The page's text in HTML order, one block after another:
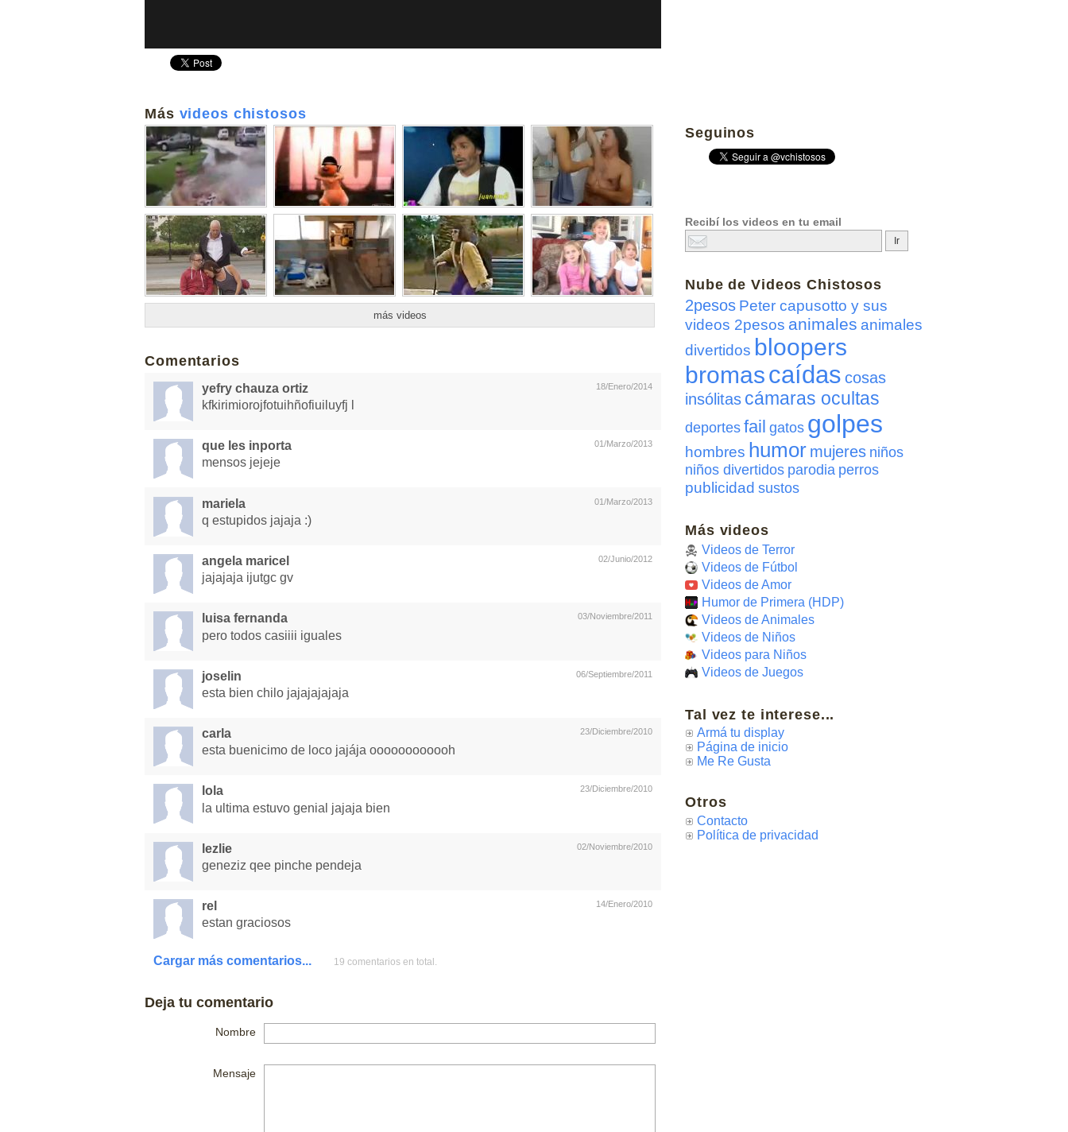
Más videos chistosos
más videos
Comentarios
18/Enero/2014
yefry chauza ortiz
kfkirimiorojfotuihñofiuiluyfj l
01/Marzo/2013
que les inporta
mensos jejeje
01/Marzo/2013
mariela
q estupidos jajaja :)
02/Junio/2012
angela maricel
jajajaja ijutgc gv
03/Noviembre/2011
luisa fernanda
pero todos casiiii iguales
06/Septiembre/2011
joselin
esta bien chilo jajajajajaja
23/Diciembre/2010
carla
esta buenicimo de loco jajája oooooooooooh
23/Diciembre/2010
lola
la ultima estuvo genial jajaja bien
02/Noviembre/2010
lezlie
geneziz qee pinche pendeja
14/Enero/2010
rel
estan graciosos
Cargar más comentarios... 19 comentarios en total.
Deja tu comentario
Nombre
Mensaje
Seguinos
Recibí los videos en tu email
Nube deVideos Chistosos
2pesos Peter capusotto y sus
videos 2pesos animales animales
divertidos bloopers
bromascaídas cosas
insólitas cámaras ocultas
deportes fail gatos golpes
hombres humor mujeres niños
niños divertidos parodia perros
publicidad sustos
Más videos
Videos de Terror
Videos de Fútbol
Videos de Amor
Humor de Primera (HDP)
Videos de Animales
Videos de Niños
Videos para Niños
Videos de Juegos
Tal vez te interese...
Armá tu display
Página de inicio
Me Re Gusta
Otros
Contacto
Política de privacidad